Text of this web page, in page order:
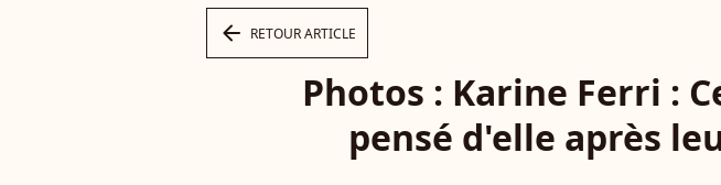
arrow_left RETOUR ARTICLE
Photos : Karine Ferri :
pensé d'elle après